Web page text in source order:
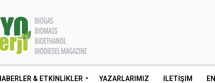
& ETKINLIKLER YAZARLARIMIZ İLETIŞIM EN